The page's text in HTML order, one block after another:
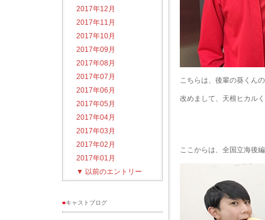
2017年12月
2017年11月
2017年10月
2017年09月
2017年08月
2017年07月
2017年06月
2017年05月
2017年04月
2017年03月
2017年02月
2017年01月
▼ 以前のエントリー
■キャストブログ
こちらは、後輩の葵くん
改めまして、天根ヒカル
ここからは、全国立海後